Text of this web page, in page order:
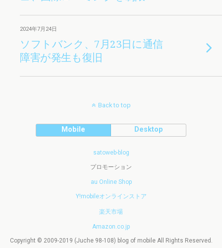
2024年7月24日
ソフトバンク、7月23日に通信
障害が発生も復旧
Back to top
Mobile Desktop
satoweb-blog
プロモーション
au Online Shop
Y!mobileオンラインストア
楽天市場
Amazon.co.jp
Copyright © 2009-2019 (Juche 98-108) blog of mobile All Rights Reserved.